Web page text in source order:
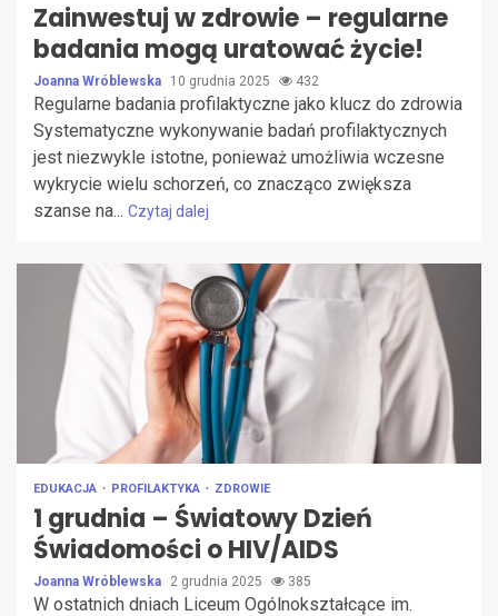
Zainwestuj w zdrowie – regularne
badania mogą uratować życie!
Joanna Wróblewska 10 grudnia 2025 432
Regularne badania profilaktyczne jako klucz do zdrowia
Systematyczne wykonywanie badań profilaktycznych
jest niezwykle istotne, ponieważ umożliwia wczesne
wykrycie wielu schorzeń, co znacząco zwiększa
szanse na... Czytaj dalej
EDUKACJA PROFILAKTYKA ZDROWIE
1 grudnia – Światowy Dzień
Świadomości o HIV/AIDS
Joanna Wróblewska 2 grudnia 2025 385
W ostatnich dniach Liceum Ogólnokształcące im.